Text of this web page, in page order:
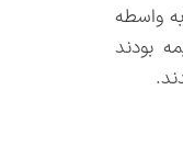
واسطه
بودند